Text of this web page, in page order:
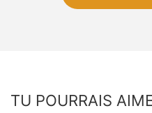
TU POURRAIS